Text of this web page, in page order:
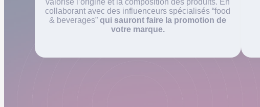
valorise l’origine et la composition des produits. En
collaborant avec des influenceurs spécialisés “food
& beverages”qui sauront faire la promotion de
votre marque.